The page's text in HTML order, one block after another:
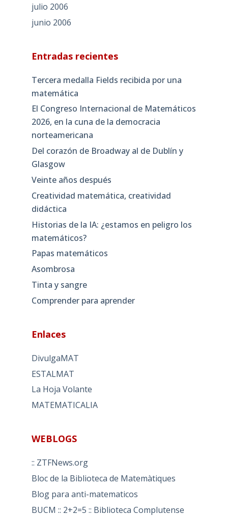
julio 2006
junio 2006
Entradas recientes
Tercera medalla Fields recibida por una
matemática
El Congreso Internacional de Matemáticos
2026, en la cuna de la democracia
norteamericana
Del corazón de Broadway al de Dublín y
Glasgow
Veinte años después
Creatividad matemática, creatividad
didáctica
Historias de la IA: ¿estamos en peligro los
matemáticos?
Papas matemáticos
Asombrosa
Tinta y sangre
Comprender para aprender
Enlaces
DivulgaMAT
ESTALMAT
La Hoja Volante
MATEMATICALIA
WEBLOGS
:: ZTFNews.org
Bloc de la Biblioteca de Matemàtiques
Blog para anti-matematicos
BUCM :: 2+2=5 :: Biblioteca Complutense